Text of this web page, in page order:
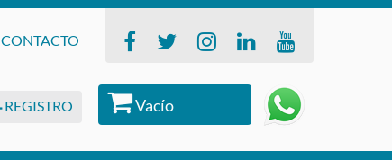
CONTACTO
REGISTRO Vacío